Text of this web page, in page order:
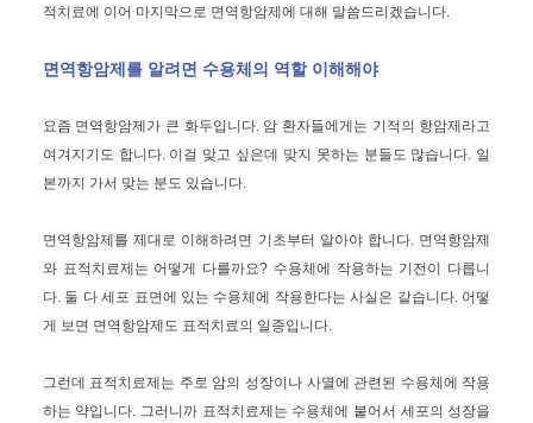
적치료에 이어 마지막으로 면역항암제에 대해 말씀드리겠습니다.
면역항암제를 알려면 수용체의 역할 이해해야
요즘 면역항암제가 큰 화두입니다. 암 환자들에게는 기적의 항암제라고
여겨지기도 합니다. 이걸 맞고 싶은데 맞지 못하는 분들도 많습니다. 일
본까지 가서 맞는 분도 있습니다.
면역항암제를 제대로 이해하려면 기초부터 알아야 합니다. 면역항암제
와 표적치료제는 어떻게 다를까요? 수용체에 작용하는 기전이 다릅니
다. 둘 다 세포 표면에 있는 수용체에 작용한다는 사실은 같습니다. 어떻
게 보면 면역항암제도 표적치료의 일종입니다.
그런데 표적치료제는 주로 암의 성장이나 사멸에 관련된 수용체에 작용
하는 약입니다. 그러니까 표적치료제는 수용체에 붙어서 세포의 성장을